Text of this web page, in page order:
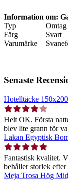
Information om:
Typ
Färg
Svart
Varumärke
Senaste
Hotelltäcke
Helt OK. Första
blev lite grann för
Lakan Egyptisk
Fantastisk kvalitet.
behåller storlek efter
Meja Trosa Hög